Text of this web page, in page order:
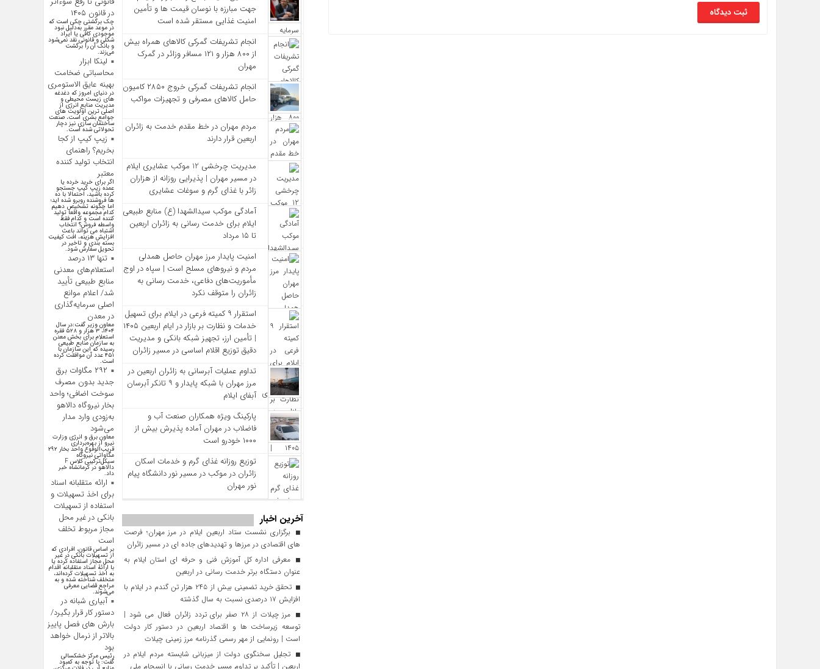
جهت مبارزه با نوسان قیمت‌ ها و تأمین
امنیت غذایی مستقر شده است
انجام تشریفات گمرکی کالاهای همراه بیش
از ۸۰۰ هزار و ۱۲۱ مسافر وزائر در گمرک
مهران
انجام تشریفات گمرکی خروج ۲۸۵۰ کامیون
حامل کالاهای مصرفی و تجهیزات مواکب
مردم مهران در خط مقدم خدمت به زائران
اربعین قرار دارند
مدیریت چرخشی 12 موکب‌ عشایری ایلام
در مسیر مهران | پذیرایی روزانه از هزاران
زائر با غذای گرم و سوغات عشایری
آمادگی موکب سیدالشهدا (ع) منابع طبیعی
ایلام برای خدمت‌ رسانی به زائران اربعین
تا ۱۵ مرداد
امنیت پایدار مرز مهران حاصل همدلی
مردم و نیروهای مسلح است | سپاه در اوج
مأموریت‌های دفاعی، خدمت‌ رسانی به
زائران را متوقف نکرد
استقرار ۹ کمیته فرعی در ایلام برای تسهیل
خدمات و نظارت بر بازار در ایام اربعین ۱۴۰۵
| تأمین ارز، تجهیز شبکه بانکی و مدیریت
دقیق توزیع اقلام اساسی در مسیر زائران
تداوم عملیات آبرسانی به زائران اربعین در
مرز مهران با شبکه پایدار و ۹ تانکر آبرسان
آبفای ایلام
پارکینگ ویژه همکاران صنعت آب و
فاضلاب در مهران آماده پذیرش بیش از
۱۰۰۰ خودرو است
توزیع روزانه غذای گرم و خدمات اسکان
زائران در موکب در مسیر نور دانشگاه پیام
نور مهران
آخرین اخبار
برگزاری نشست ستاد اربعین ایلام در مرز مهران؛ فرصت‌
های اقتصادی در مرزها و تهدیدهای جاده‌ ای در مسیر زائران
معرفی اداره کل آموزش فنی و حرفه‌ ای استان ایلام به‌
عنوان دستگاه برتر خدمت‌ رسانی در اربعین
تحقق خرید تضمینی بیش از ۲۴۵ هزار تن گندم در ایلام با
افزایش ۱۷ درصدی نسبت به سال گذشته
مرز چیلات از ۲۸ صفر برای تردد زائران فعال می‌ شود |
توسعه زیرساخت‌ ها و اقتصاد اربعین در دستور کار دولت
است | رونمایی از مهر رسمی گذرنامه مرز زمینی چیلات
تجلیل سخنگوی دولت از میزبانی شایسته مردم ایلام در
اربعین | تأکید بر تداوم مسیر خدمت‌ رسانی با انسجام ملی
در قانون ۱۴۰۵
چک برگشتی چکی است که
در موعد مقرر به‌دلیل نبود
موجودی کافی یا ایراد
شکلی و قانونی نقد نمی‌شود
و بانک آن را برگشت
می‌زند.
لینکا ابزار
محاسباتی ضخامت
بهینه عایق الاستومری
در دنیای امروز که دغدغه
های زیست محیطی و
مدیریت منابع انرژی از
اصلی ترین اولویت های
جوامع بشری است، صنعت
ساختمان سازی نیز دچار
تحولاتی شده است.
زیپ کیپ از کجا
بخریم؟ راهنمای
انتخاب تولید کننده
معتبر
اگر برای خرید خرده یا
عمده زیپ کیپ جستجو
کرده باشید، احتمالا با ده
ها فروشنده روبرو شده اید؛
اما چگونه تشخیص دهیم
کدام مجموعه واقعا تولید
کننده است و کدام فقط
واسطه فروش؟ انتخاب
اشتباه می تواند باعث
افزایش هزینه، افت کیفیت
بسته بندی و تاخیر در
تحویل سفارش شود.
تنها ۱۳ درصد
استعلام‌های معدنی
منابع طبیعی تأیید
شد/ اعلام موانع
اصلی سرمایه‌گذاری
در معدن
معاون وزیر گفت:در سال
۱۴۰۴، ۳ هزار و ۵۲۸ فقره
استعلام برای بخش معدن
به سازمان منابع طبیعی
رسیده که این سازمان با
۴۵۱ عدد آن موافقت کرده
است.
۲۹۲ مگاوات برق
جدید بدون مصرف
سوخت اضافی؛ واحد
بخار نیروگاه دالاهو
به‌زودی وارد مدار
می‌شود
معاون برق و انرژی وزارت
نیرو از بهره‌برداری
قریب‌الوقوع واحد بخار ۲۹۲
مگاواتی نیروگاه
سیکل‌ترکیبی کلاس F
دالاهو در کرمانشاه خبر
داد.
ارائه متقلبانه اسناد
برای اخذ تسهیلات و
استفاده از تسهیلات
بانکی در غیر محل
مجاز مربوط تخلف
است
بر اساس قانون، افرادی که
از تسهیلات بانکی در غیر
محل مجاز استفاده کرده یا
با ارائۀ اسناد متقلبانه اقدام
به اخذ تسهیلات کرده‌اند،
متخلف شناخته شده و به
مراجع قضایی معرفی
می‌شوند.
آبیاری شبانه در
دستور کار قرار بگیرد/
بارش های فصل پاییز
بالاتر از نرمال خواهد
بود
رئیس مرکز خشکسالی
گفت: با توجه به کمبود